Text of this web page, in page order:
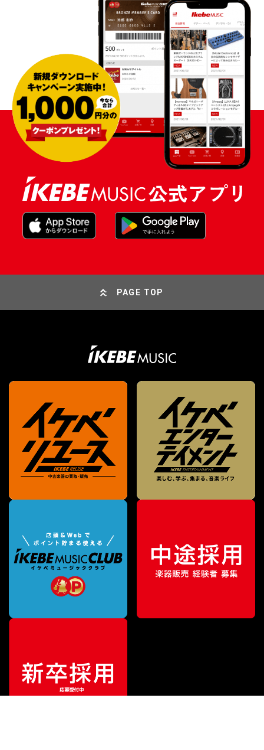
販売価格¥7,480（税込）
PAGE TOP